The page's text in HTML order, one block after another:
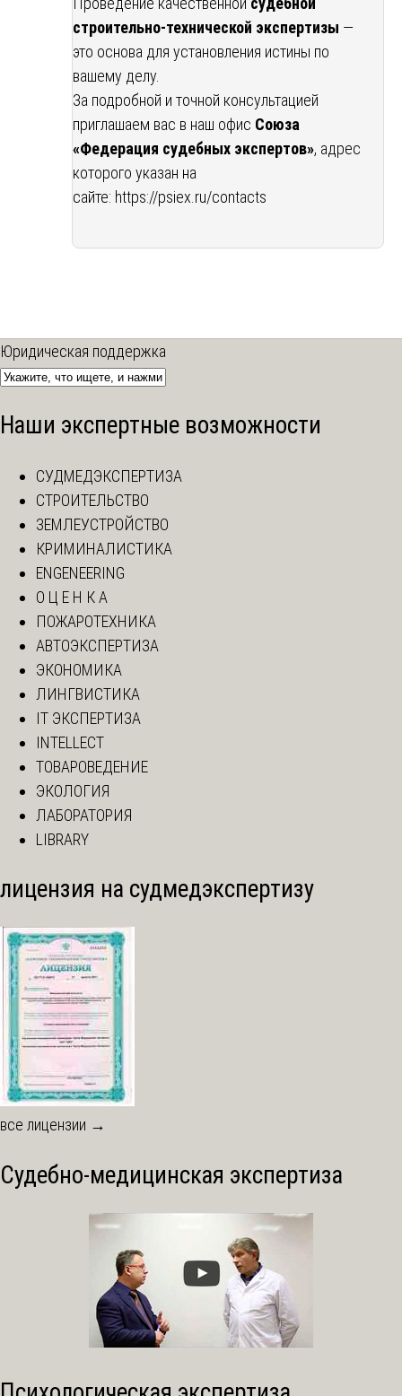
строительно-технической экспертизы —
это основа для установления истины по
вашему делу.
За подробной и точной консультацией
приглашаем вас в наш офис Союза
«Федерация судебных экспертов», адрес
которого указан на
сайте: https://psiex.ru/contacts
Юридическая поддержка
Наши экспертные возможности
СУДМЕДЭКСПЕРТИЗА
СТРОИТЕЛЬСТВО
ЗЕМЛЕУСТРОЙСТВО
КРИМИНАЛИСТИКА
ENGENEERING
О Ц Е Н К А
ПОЖАРОТЕХНИКА
АВТОЭКСПЕРТИЗА
ЭКОНОМИКА
ЛИНГВИСТИКА
IT ЭКСПЕРТИЗА
INTELLECT
ТОВАРОВЕДЕНИЕ
ЭКОЛОГИЯ
ЛАБОРАТОРИЯ
LIBRARY
лицензия на судмедэкспертизу
все лицензии →
Судебно-медицинская экспертиза